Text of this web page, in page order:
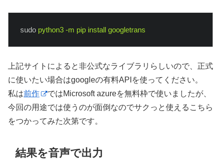
sudo python3 -m pip install googletrans
上記サイトによると非公式なライブラリらしいので、正式
に使いたい場合はgoogleの有料APIを使ってください。
私は前作
ではMicrosoft azureを無料枠で使いましたが、
今回の用途では使うのが面倒なのでサクっと使えるこちら
をつかってみた次第です。
結果を音声で出力